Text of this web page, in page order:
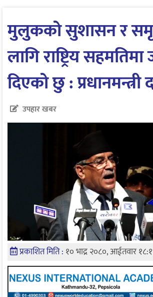
मुलुकको सुशासन र
लागि राष्ट्रिय
दिएको छु : प्रधानमन्त्री
उपहार खबर
प्रकाशित मिति : १० भाद्र २०८०, आईतवार